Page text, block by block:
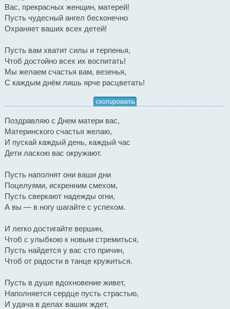
Вас, прекрасных женщин, матерей!
Пусть чудесный ангел бесконечно
Охраняет ваших всех детей!
Пусть вам хватит силы и терпенья,
Чтоб достойно всех их воспитать!
Мы желаем счастья вам, везенья,
С каждым днём лишь ярче расцветать!
скопировать
Поздравляю с Днем матери вас,
Материнского счастья желаю,
И пускай каждый день, каждый час
Дети ласкою вас окружают.
Пусть наполнят они ваши дни
Поцелуями, искренним смехом,
Пусть сверкают надежды огни,
А вы — в ногу шагайте с успехом.
И легко достигайте вершин,
Чтоб с улыбкою к новым стремиться,
Пусть найдется у вас сто причин,
Чтоб от радости в танце кружиться.
Пусть в душе вдохновение живет,
Наполняется сердце пусть страстью,
И удача в делах ваших ждет,